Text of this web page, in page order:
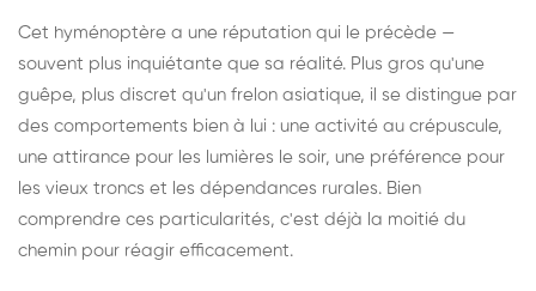
Cet hyménoptère a une réputation qui le précède —
souvent plus inquiétante que sa réalité. Plus gros qu'une
guêpe, plus discret qu'un frelon asiatique, il se distingue par
des comportements bien à lui : une activité au crépuscule,
une attirance pour les lumières le soir, une préférence pour
les vieux troncs et les dépendances rurales. Bien
comprendre ces particularités, c'est déjà la moitié du
chemin pour réagir efficacement.